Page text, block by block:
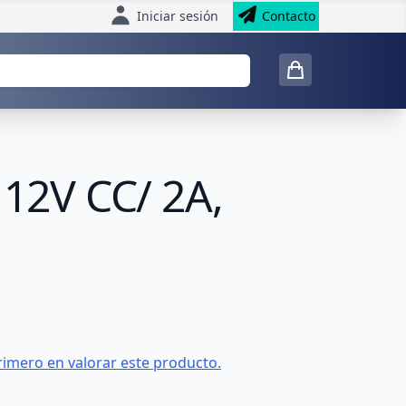
Iniciar sesión Contacto
CC/ 2A,
en valorar este producto.